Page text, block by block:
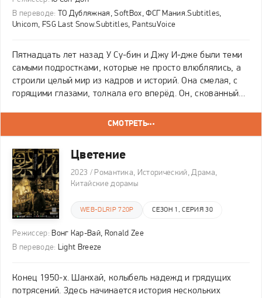
В переводе: ТО Дубляжная, SoftBox, ФСГ Мания.Subtitles,
Unicorn, FSG Last Snow.Subtitles, PantsuVoice
Пятнадцать лет назад У Су-бин и Джу И-дже были теми
самыми подростками, которые не просто влюблялись, а
строили целый мир из кадров и историй. Она смелая, с
горящими глазами, толкала его вперёд. Он, скованный
Они спорили о том, каким должно быть
СМОТРЕТЬ
Цветение
2023 / Романтика, Исторический, Драма,
Китайские дорамы
WEB-DLRIP 720P СЕЗОН 1, СЕРИЯ 30
Режиссер: Вонг Кар-Вай, Ronald Zee
В переводе: Light Breeze
Конец 1950-х. Шанхай, колыбель надежд и грядущих
потрясений. Здесь начинается история нескольких